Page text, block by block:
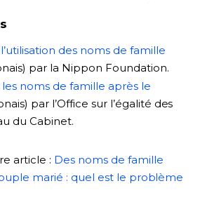
des noms de famille
par la Nippon Foundation.
noms de famille après le
par l’Office sur l’égalité des
du Cabinet.
article : Des noms de famille
marié : quel est le problème